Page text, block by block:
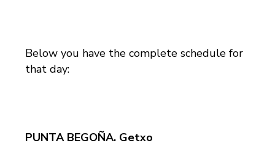
Below you have the complete schedule for
that day:
PUNTA BEGOÑA. Getxo